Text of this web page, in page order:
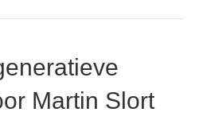
Martin Slort